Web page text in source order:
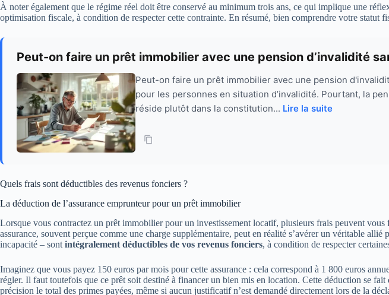
À noter également que le régime réel doit être conservé au minimum trois ans, ce qui implique une
optimisation fiscale, à condition de respecter cette contrainte. En résumé, bien comprendre votre statut
Peut-on faire un prêt immobilier avec une pension d’invalidité
Peut-on faire un prêt immobilier avec une pension
pour les personnes en situation d’invalidité. Pourtant, la
réside plutôt dans la constitution... Lire la suite
Quels frais sont déductibles des revenus fonciers ?
La déduction de l’assurance emprunteur pour un prêt immobilier
Lorsque vous contractez un prêt immobilier pour un investissement locatif, plusieurs frais peuvent
assurance, souvent perçue comme une charge supplémentaire, peut en réalité s’avérer un véritable
incapacité – sont intégralement déductibles de vos revenus fonciers, à condition de respecter
Imaginez que vous payez 150 euros par mois pour cette assurance : cela correspond à 1 800 euros
régler. Il faut toutefois que ce prêt soit destiné à financer un bien mis en location. Cette déduction se fait
précision le total des primes payées, même si aucun justificatif n’est demandé directement lors de la